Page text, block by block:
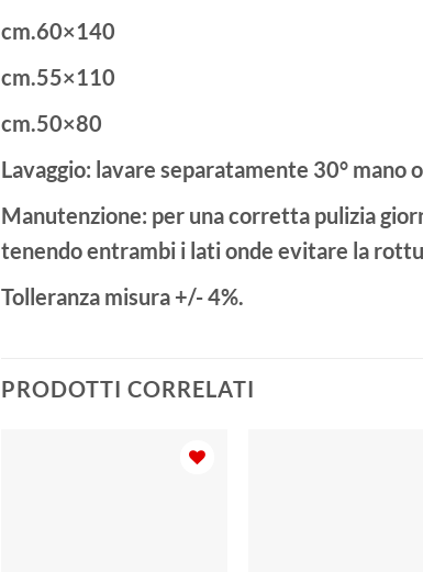
cm.60×140
cm.55×110
cm.50×80
Lavaggio: lavare separatamente 30°
Manutenzione: per una corretta pulizia
tenendo entrambi i lati onde evitare la
Tolleranza misura +/- 4%.
PRODOTTI CORRELATI